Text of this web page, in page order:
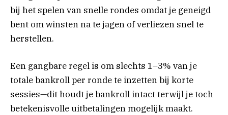
bij het spelen van snelle rondes omdat je geneigd
bent om winsten na te jagen of verliezen snel te
herstellen.
Een gangbare regel is om slechts 1–3% van je
totale bankroll per ronde te inzetten bij korte
sessies—dit houdt je bankroll intact terwijl je toch
betekenisvolle uitbetalingen mogelijk maakt.